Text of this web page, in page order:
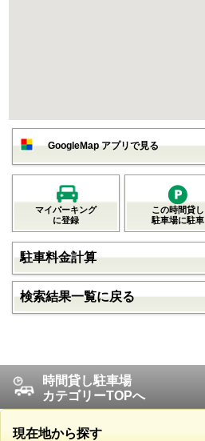
GoogleMap アプリで見る
マイパーキング
に登録
この時間貸し
駐車場に駐車
駐車料金計算
検索結果一覧に戻る
時間貸し駐車場
カテゴリーTOPへ
現在地から探す